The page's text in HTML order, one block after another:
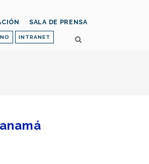
INTRANET
SALA DE PRENSA